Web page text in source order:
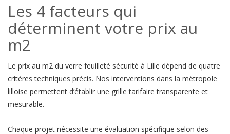
Les 4 facteurs qui
déterminent votre prix au
m2
Le prix au m2 du verre feuilleté sécurité à Lille dépend de quatre
critères techniques précis. Nos interventions dans la métropole
lilloise permettent d’établir une grille tarifaire transparente et
mesurable.
Chaque projet nécessite une évaluation spécifique selon des